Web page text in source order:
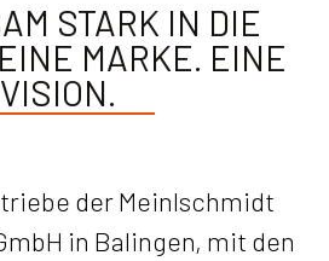
STARK IN DIE
MARKE. EINE
VISION.
der Meinlschmidt
in Balingen, mit den